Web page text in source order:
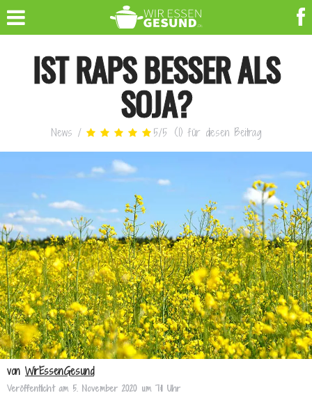
IST RAPS BESSER ALS
SOJA?
News / 5/5 (1) für diesen Beitrag
von WirEssenGesund
Veröffentlicht am 5. November 2020 um 7:11 Uhr